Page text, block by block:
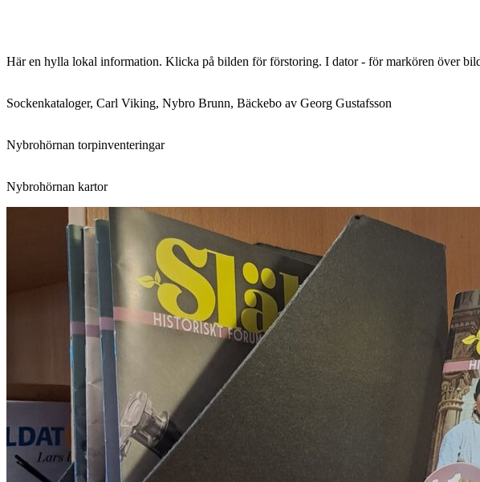
Här en hylla lokal information. Klicka på bilden för förstoring. I dator - för markören över
Sockenkataloger, Carl Viking, Nybro Brunn, Bäckebo av Georg Gustafsson
Nybrohörnan torpinventeringar
Nybrohörnan kartor